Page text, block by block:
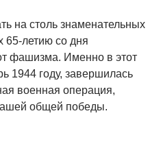
на столь знаменательных
65-летию со дня
фашизма. Именно в этот
1944 году, завершилась
военная операция,
общей победы.